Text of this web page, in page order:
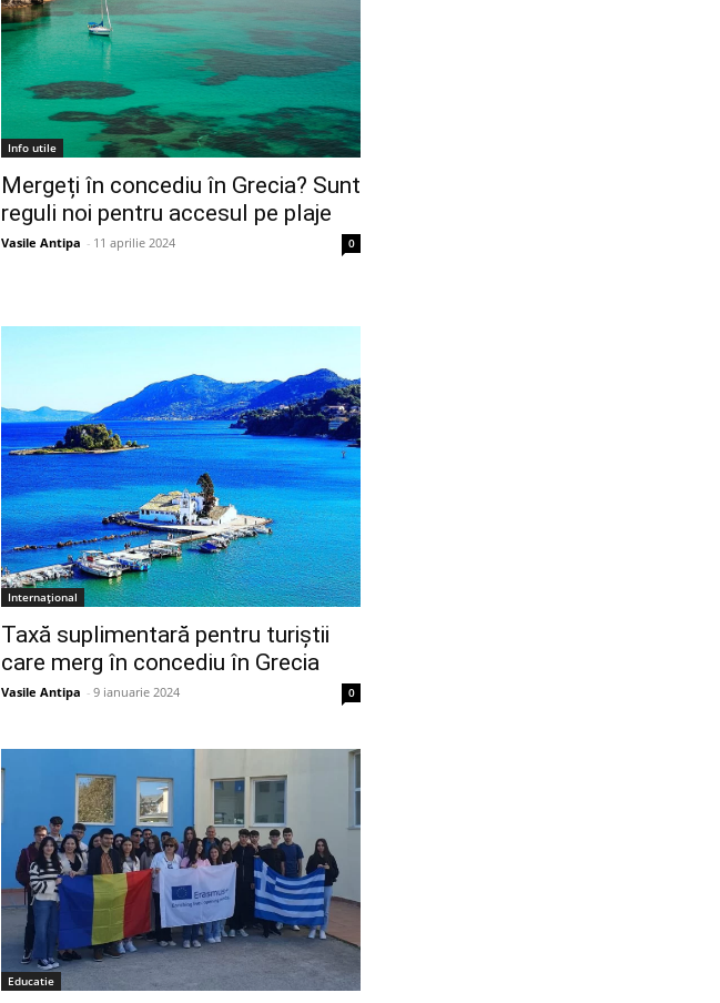
Info utile
Mergeți în concediu în Grecia? Sunt
reguli noi pentru accesul pe plaje
Vasile Antipa - 11 aprilie 2024 0
Internațional
Taxă suplimentară pentru turiștii
care merg în concediu în Grecia
Vasile Antipa - 9 ianuarie 2024 0
Educatie